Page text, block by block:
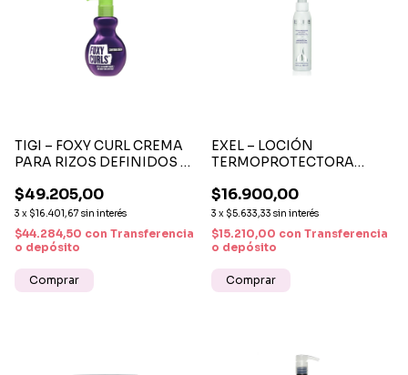
TIGI – FOXY CURL CREMA
PARA RIZOS DEFINIDOS Y
ML
$49.205,00
3 x $16.401,67 sin interés
$44.284,50 con Transferencia
o depósito
EXEL – LOCIÓN
TERMOPROTECTORA
PROTECCIÓN TÉRMICA Y
BRILLO
$16.900,00
3 x $5.633,33 sin interés
$15.210,00 con Transferencia
o depósito